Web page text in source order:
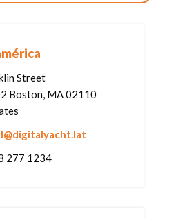
Street
Boston, MA 02110
277 1234